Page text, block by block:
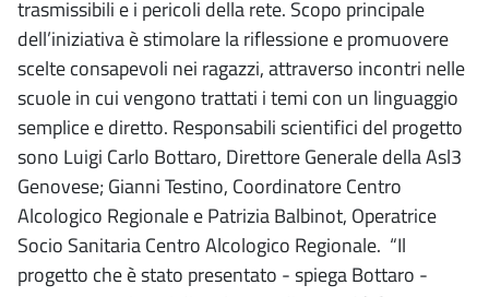
trasmissibili e i pericoli della rete. Scopo principale
dell’iniziativa è stimolare la riflessione e promuovere
scelte consapevoli nei ragazzi, attraverso incontri nelle
scuole in cui vengono trattati i temi con un linguaggio
semplice e diretto. Responsabili scientifici del progetto
sono Luigi Carlo Bottaro, Direttore Generale della Asl3
Genovese; Gianni Testino, Coordinatore Centro
Alcologico Regionale e Patrizia Balbinot, Operatrice
Socio Sanitaria Centro Alcologico Regionale. “Il
progetto che è stato presentato - spiega Bottaro -